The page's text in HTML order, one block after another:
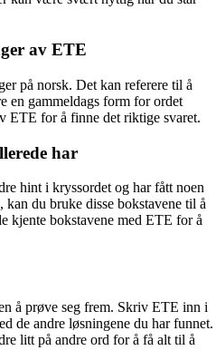
av ETE
på norsk. Det kan referere til å
en gammeldags form for ordet
ETE for å finne det riktige svaret.
har
hint i kryssordet og har fått noen
du bruke disse bokstavene til å
kjente bokstavene med ETE for å
å prøve seg frem. Skriv ETE inn i
de andre løsningene du har funnet.
litt på andre ord for å få alt til å